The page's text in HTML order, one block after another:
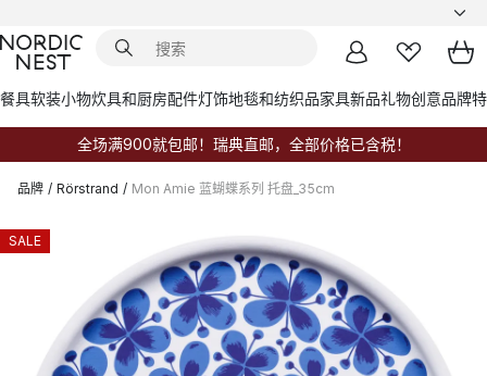
餐具软装小物炊具和厨房配件灯饰地毯和纺织品家具新品礼物创意品牌
全场满900就包邮！瑞典直邮，全部价格已含税！
品牌 / Rörstrand / Mon Amie 蓝蝴蝶系列 托盘_35cm
SALE